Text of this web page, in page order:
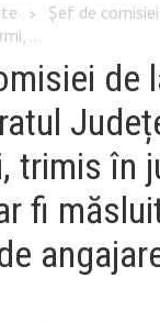
Șef de
...
de
trimis în
fi